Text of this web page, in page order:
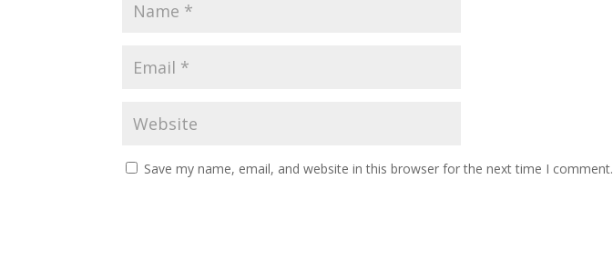
Save my name, email, and website in this browser for the next time I comment.